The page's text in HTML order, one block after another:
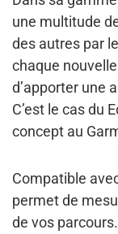
une multitude
des autres par
chaque
d’apporter une
C’est le cas du
concept au
Compatible
permet de
de vos